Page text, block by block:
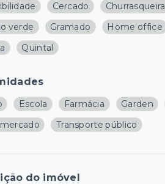
Cercado Churrasqueira
verde
Gramado Home office
Quintal
Escola Farmácia Garden
Transporte público
do imóvel